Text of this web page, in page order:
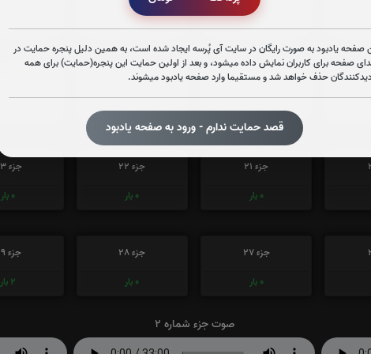
صفحه یادبود به صورت رایگان در سایت آی پُرسه ایجاد شده است، به همین دلیل پنجره حمایت در
صفحه برای کاربران نمایش داده میشود، و بعد از اولین حمایت این پنجره(حمایت) برای همه
حذف خواهد شد و مستقیما وارد صفحه یادبود میشوند.
قصد حمایت ندارم - ورود به صفحه یادبود
جزء 15
0بار
جزء 16
0بار
جزء 21
0 بار
جزء 22
0 بار
جزء 23
0 بار
جزء 27
0 بار
جزء 28
0 بار
جزء 29
2 بار
صوت جزء شماره 2